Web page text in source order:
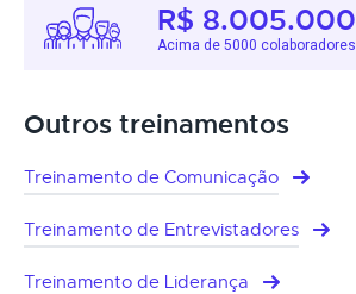
R$ 8.005.000
Acima de 5000 colaboradores
Outros treinamentos
Treinamento de Comunicação
Treinamento de Entrevistadores
Treinamento de Liderança